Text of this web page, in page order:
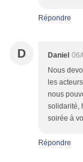
Répondre
D Daniel
Nous
les
nous
solidarité,
soirée à
Répondre